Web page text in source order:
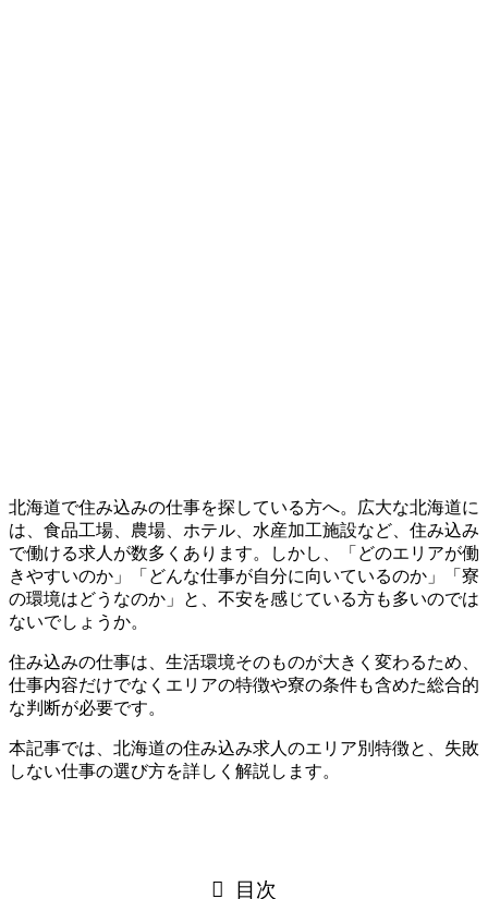
北海道で住み込みの仕事を探している方へ。広大な北海道に
は、食品工場、農場、ホテル、水産加工施設など、住み込み
で働ける求人が数多くあります。しかし、「どのエリアが働
きやすいのか」「どんな仕事が自分に向いているのか」「寮
の環境はどうなのか」と、不安を感じている方も多いのでは
ないでしょうか。
住み込みの仕事は、生活環境そのものが大きく変わるため、
仕事内容だけでなくエリアの特徴や寮の条件も含めた総合的
な判断が必要です。
本記事では、北海道の住み込み求人のエリア別特徴と、失敗
しない仕事の選び方を詳しく解説します。
目次